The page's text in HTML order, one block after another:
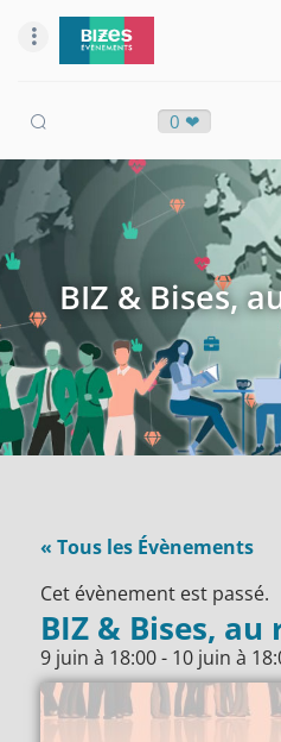
0 ❤
BIZ & Bises,
« Tous les Évènements
Cet évènement est passé.
BIZ & Bises,
9 juin à 18:00- 10 juin à